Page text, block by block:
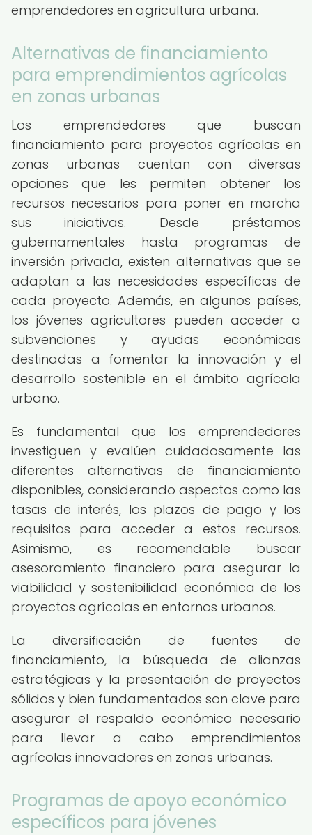
emprendedores en agricultura urbana.
Alternativas de financiamiento
para emprendimientos agrícolas
en zonas urbanas
Los emprendedores que buscan
financiamiento para proyectos agrícolas en
zonas urbanas cuentan con diversas
opciones que les permiten obtener los
recursos necesarios para poner en marcha
sus iniciativas. Desde préstamos
gubernamentales hasta programas de
inversión privada, existen alternativas que se
adaptan a las necesidades específicas de
cada proyecto. Además, en algunos países,
los jóvenes agricultores pueden acceder a
subvenciones y ayudas económicas
destinadas a fomentar la innovación y el
desarrollo sostenible en el ámbito agrícola
urbano.
Es fundamental que los emprendedores
investiguen y evalúen cuidadosamente las
diferentes alternativas de financiamiento
disponibles, considerando aspectos como las
tasas de interés, los plazos de pago y los
requisitos para acceder a estos recursos.
Asimismo, es recomendable buscar
asesoramiento financiero para asegurar la
viabilidad y sostenibilidad económica de los
proyectos agrícolas en entornos urbanos.
La diversificación de fuentes de
financiamiento, la búsqueda de alianzas
estratégicas y la presentación de proyectos
sólidos y bien fundamentados son clave para
asegurar el respaldo económico necesario
para llevar a cabo emprendimientos
agrícolas innovadores en zonas urbanas.
Programas de apoyo económico
específicos para jóvenes